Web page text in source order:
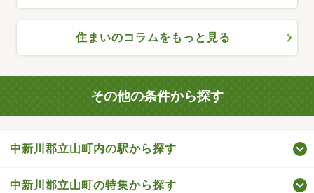
住まいのコラムをもっと見る
その他の条件から探す
中新川郡立山町内の駅から探す
中新川郡立山町の特集から探す